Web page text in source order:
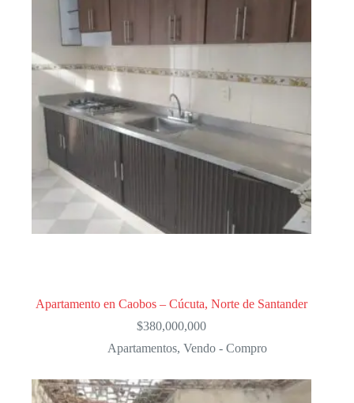
Apartamento en Caobos – Cúcuta, Norte de Santander
$380,000,000
Apartamentos,Vendo - Compro